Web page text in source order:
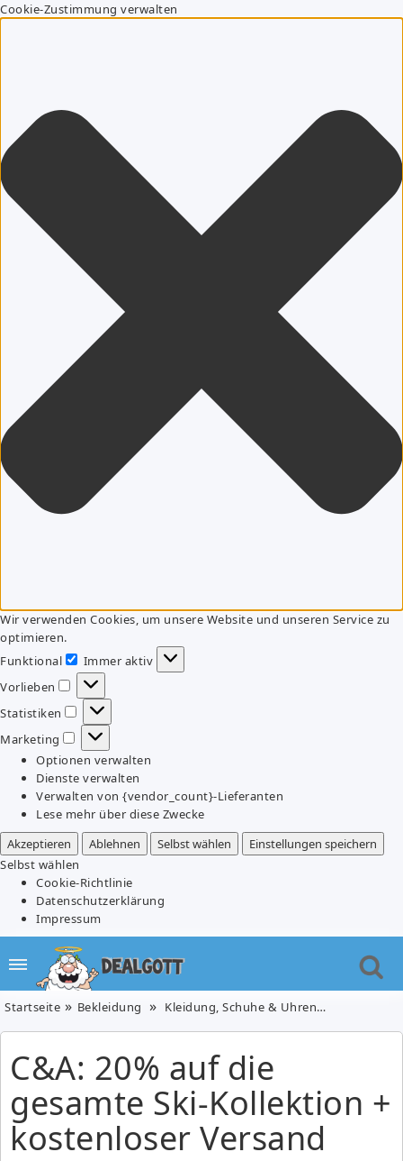
Cookie-Zustimmung verwalten
Wir verwenden Cookies, um unsere Website und unseren Service zu
optimieren.
Funktional
Funktional
Immer aktiv
Vorlieben
Vorlieben
Statistiken
Statistiken
Marketing
Marketing
Optionen verwalten
Dienste verwalten
Verwalten von {vendor_count}-Lieferanten
Lese mehr über diese Zwecke
Akzeptieren
Ablehnen Selbst wählen
Einstellungen speichern
Selbst wählen
Cookie-Richtlinie
Datenschutzerklärung
Impressum
Startseite Bekleidung Kleidung, Schuhe & Uhren
C&A: 20% auf die
gesamte Ski-Kollektion +
kostenloser Versand